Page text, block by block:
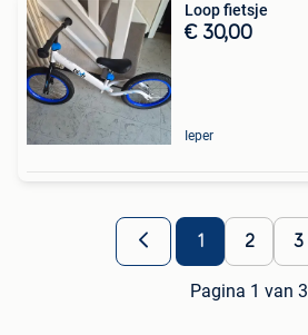
Loop fietsje
€ 30,00
Ieper
1 2 3
Pagina 1 van 3